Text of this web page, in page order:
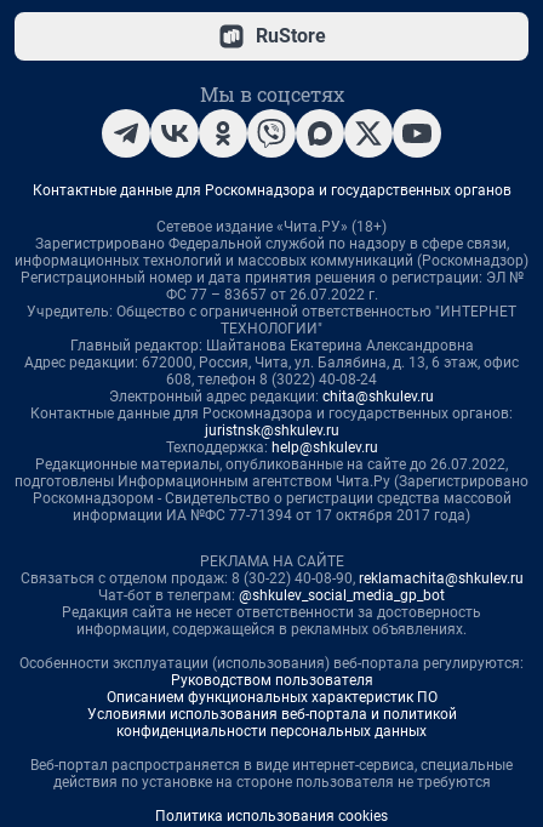
RuStore
Мы в соцсетях
Контактные данные для Роскомнадзора и государственных органов
Сетевое издание «Чита.РУ» (18+)
Зарегистрировано Федеральной службой по надзору в сфере связи,
информационных технологий и массовых коммуникаций (Роскомнадзор)
Регистрационный номер и дата принятия решения о регистрации: ЭЛ №
ФС 77 – 83657 от 26.07.2022 г.
Учредитель: Общество с ограниченной ответственностью "ИНТЕРНЕТ
ТЕХНОЛОГИИ"
Главный редактор: Шайтанова Екатерина Александровна
Адрес редакции: 672000, Россия, Чита, ул. Балябина, д. 13, 6 этаж, офис
608, телефон 8 (3022) 40-08-24
Электронный адрес редакции: chita@shkulev.ru
Контактные данные для Роскомнадзора и государственных органов:
juristnsk@shkulev.ru
Техподдержка: help@shkulev.ru
Редакционные материалы, опубликованные на сайте до 26.07.2022,
подготовлены Информационным агентством Чита.Ру (Зарегистрировано
Роскомнадзором - Свидетельство о регистрации средства массовой
информации ИА №ФС 77-71394 от 17 октября 2017 года)
РЕКЛАМА НА САЙТЕ
Связаться с отделом продаж: 8 (30-22) 40-08-90, reklamachita@shkulev.ru
Чат-бот в телеграм: @shkulev_social_media_gp_bot
Редакция сайта не несет ответственности за достоверность
информации, содержащейся в рекламных объявлениях.
Особенности эксплуатации (использования) веб-портала регулируются:
Руководством пользователя
Описанием функциональных характеристик ПО
Условиями использования веб-портала и политикой
конфиденциальности персональных данных
Веб-портал распространяется в виде интернет-сервиса, специальные
действия по установке на стороне пользователя не требуются
Политика использования cookies